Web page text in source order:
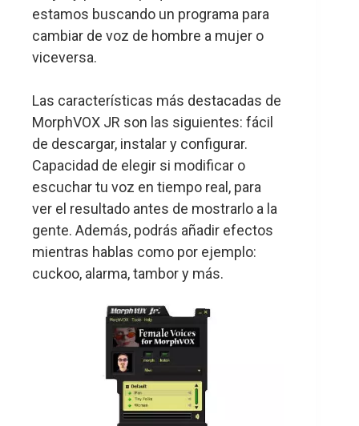
estamos buscando un programa para
cambiar de voz de hombre a mujer o
viceversa.
Las características más destacadas de
MorphVOX JR son las siguientes: fácil
de descargar, instalar y configurar.
Capacidad de elegir si modificar o
escuchar tu voz en tiempo real, para
ver el resultado antes de mostrarlo a la
gente. Además, podrás añadir efectos
mientras hablas como por ejemplo:
cuckoo, alarma, tambor y más.